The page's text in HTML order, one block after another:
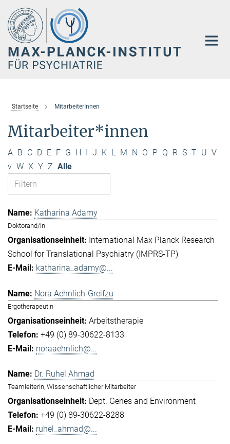
Hauptinhalt
Startseite MitarbeiterInnen
Mitarbeiter*innen
A B C D E F G H I J K L M N O P Q R S T U V
v W X Y Z Alle
Katharina Adamy
Doktorand/in
International Max Planck Research
School for Translational Psychiatry (IMPRS-TP)
katharina_adamy@...
Nora Aehnlich-Greifzu
Ergotherapeutin
Arbeitstherapie
+49 (0) 89-30622-8133
noraaehnlich@...
Dr. Ruhel Ahmad
TeamleiterIn, Wissenschaftlicher Mitarbeiter
Dept. Genes and Environment
+49 (0) 89-30622-8288
ruhel_ahmad@...